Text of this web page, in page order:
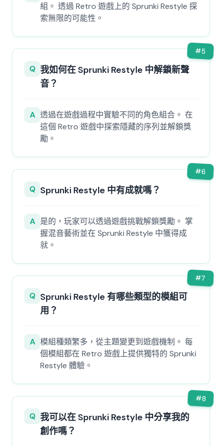
組。 透過 Retro 遊戲上的 Sprunki Restyle 探
索無限的可能性。
#5
Q 我如何在 Sprunki Restyle 中解鎖新聲
音？
A 透過在遊戲過程中實驗不同的角色組合。 在
這個 Retro 遊戲中探索隱藏的序列並解鎖獎
勵。
#6
Q Sprunki Restyle 中有成就嗎？
A 是的，玩家可以透過遊戲挑戰解鎖獎勵。 掌
握混音藝術並在 Sprunki Restyle 中獲得成
就。
#7
Q Sprunki Restyle 有哪些類型的模組可
用？
A 模組種類繁多，從主題變更到遊戲機制。 每
個模組都在 Retro 遊戲上提供獨特的 Sprunki
Restyle 體驗。
#8
Q 我可以在 Sprunki Restyle 中分享我的
創作嗎？